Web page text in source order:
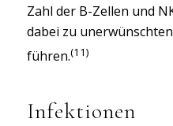
Zahl der B-Zellen und
dabei zu
führen.(11)
Infektionen